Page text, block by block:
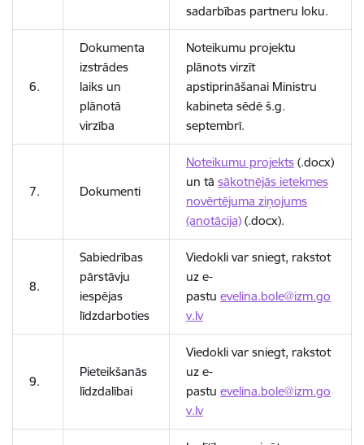
sadarbības partneru loku.
6.
Dokumenta
izstrādes
laiks un
plānotā
virzība
Noteikumu projektu
plānots virzīt
apstiprināšanai Ministru
kabineta sēdē š.g.
septembrī.
7. Dokumenti
Noteikumu projekts (.docx)
un tā sākotnējās ietekmes
novērtējuma ziņojums
(anotācija) (.docx).
8.
Sabiedrības
pārstāvju
iespējas
līdzdarboties
Viedokli var sniegt, rakstot
uz e-
pastu evelina.bole@izm.go
v.lv
9.
Pieteikšanās
līdzdalībai
Viedokli var sniegt, rakstot
uz e-
pastu evelina.bole@izm.go
v.lv